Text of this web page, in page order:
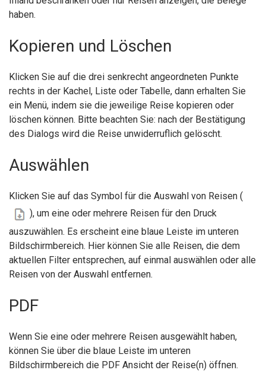
haben.
Kopieren und Löschen
Klicken Sie auf die drei senkrecht angeordneten Punkte
rechts in der Kachel, Liste oder Tabelle, dann erhalten Sie
ein Menü, indem sie die jeweilige Reise kopieren oder
löschen können. Bitte beachten Sie: nach der Bestätigung
des Dialogs wird die Reise unwiderruflich gelöscht.
Auswählen
Klicken Sie auf das Symbol für die Auswahl von Reisen (
), um eine oder mehrere Reisen für den Druck
auszuwählen. Es erscheint eine blaue Leiste im unteren
Bildschirmbereich. Hier können Sie alle Reisen, die dem
aktuellen Filter entsprechen, auf einmal auswählen oder alle
Reisen von der Auswahl entfernen.
PDF
Wenn Sie eine oder mehrere Reisen ausgewählt haben,
können Sie über die blaue Leiste im unteren
Bildschirmbereich die PDF Ansicht der Reise(n) öffnen.